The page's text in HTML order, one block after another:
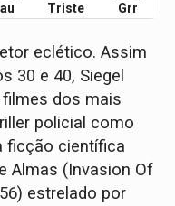
Triste Grr
eclético. Assim
30 e 40, Siegel
dos mais
policial como
ficção científica
Almas (Invasion Of
estrelado por